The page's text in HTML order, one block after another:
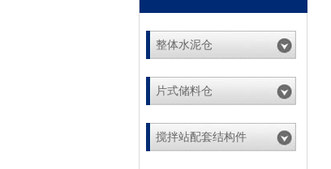
整体水泥仓
片式储料仓
搅拌站配套结构件